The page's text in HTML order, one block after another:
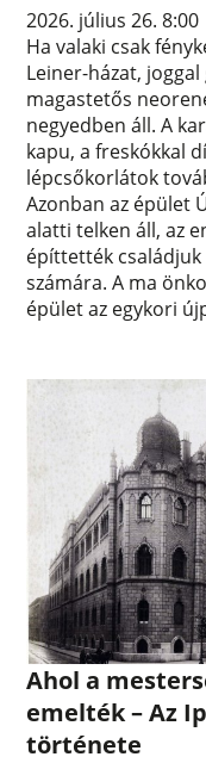
2026. július 26. 8:00
Ha valaki csak
Leiner-házat,
magastetős
negyedben áll. A
kapu, a freskókkal
lépcsőkorlátok
Azonban az épület
alatti telken áll, az
építtették családjuk
számára. A ma
épület az egykori
Ahol a
emelték – Az
története